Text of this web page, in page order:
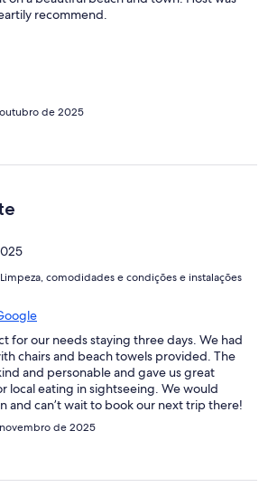
recommend.
de 2025
comodidades e condições e instalações
for our needs staying three days. We had
chairs and beach towels provided. The
and personable and gave us great
local eating in sightseeing. We would
and can’t wait to book our next trip there!
de 2025